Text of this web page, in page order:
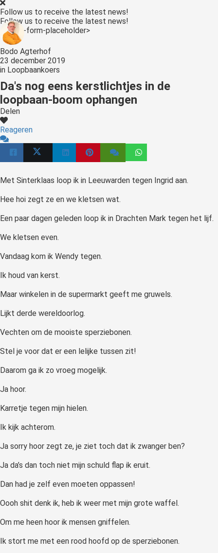
Follow us to receive the latest news!
Follow us to receive the latest news!
<:optin-form-placeholder>
Bodo Agterhof
23 december 2019
in Loopbaankoers
Da's nog eens kerstlichtjes in de
loopbaan-boom ophangen
Delen
Reageren
Met Sinterklaas loop ik in Leeuwarden tegen Ingrid aan.
Hee hoi zegt ze en we kletsen wat.
Een paar dagen geleden loop ik in Drachten Mark tegen het lijf.
We kletsen even.
Vandaag kom ik Wendy tegen.
Ik houd van kerst.
Maar winkelen in de supermarkt geeft me gruwels.
Lijkt derde wereldoorlog.
Vechten om de mooiste sperziebonen.
Stel je voor dat er een lelijke tussen zit!
Daarom ga ik zo vroeg mogelijk.
Ja hoor.
Karretje tegen mijn hielen.
Ik kijk achterom.
Ja sorry hoor zegt ze, je ziet toch dat ik zwanger ben?
Ja da’s dan toch niet mijn schuld flap ik eruit.
Dan had je zelf even moeten oppassen!
Oooh shit denk ik, heb ik weer met mijn grote waffel.
Om me heen hoor ik mensen gniffelen.
Ik stort me met een rood hoofd op de sperziebonen.
worden
om
te
over
van
op
gebruikt
te
Hierdoor